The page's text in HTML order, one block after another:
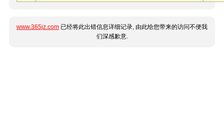
www.365jz.com 已经将此出错信息详细记录, 由此给您带来的访问不便我
们深感歉意.